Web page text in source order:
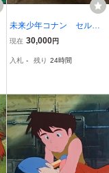
未来少年コナン セル
画
現在 30,000円
入札 - 残り 24時間